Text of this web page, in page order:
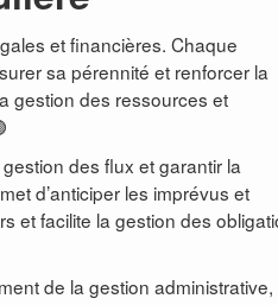
et financières. Chaque
sa pérennité et renforcer la
gestion des ressources et
des flux et garantir la
d’anticiper les imprévus et
et facilite la gestion des
de la gestion